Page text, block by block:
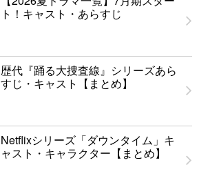
ト！キャスト・あらすじ
歴代『踊る大捜査線』シリーズあら
すじ・キャスト【まとめ】
Netflixシリーズ「ダウンタイム」キ
ャスト・キャラクター【まとめ】